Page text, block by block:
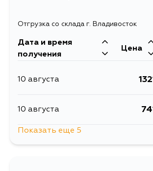
Отгрузка со склада г. Владивосток
Дата и время
получения
Цена
10 августа
10 августа
Показать еще 5